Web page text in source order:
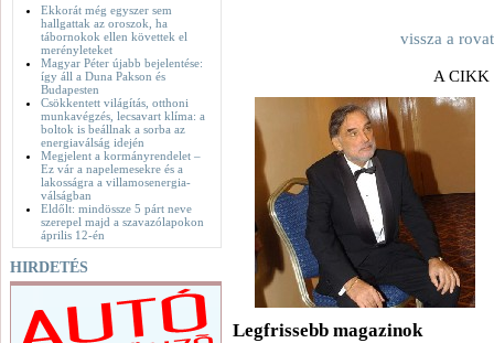
Ekkorát még egyszer sem
hallgattak az oroszok, ha
tábornokok ellen követtek el
merényleteket
Magyar Péter újabb bejelentése:
így áll a Duna Pakson és
Budapesten
Csökkentett világítás, otthoni
munkavégzés, lecsavart klíma: a
boltok is beállnak a sorba az
energiaválság idején
Megjelent a kormányrendelet –
Ez vár a napelemesekre és a
lakosságra a villamosenergia-
válságban
Eldőlt: mindössze 5 párt neve
szerepel majd a szavazólapokon
április 12-én
HIRDETÉS
vissza a
A CIKK
Legfrissebb magazinok